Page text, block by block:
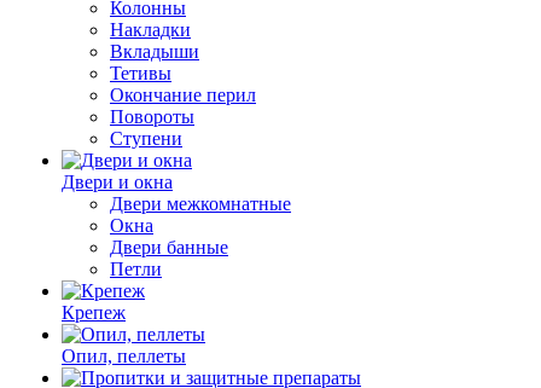
Колонны
Накладки
Вкладыши
Тетивы
Окончание перил
Повороты
Ступени
Двери и окна
Двери межкомнатные
Окна
Двери банные
Петли
Крепеж
Опил, пеллеты